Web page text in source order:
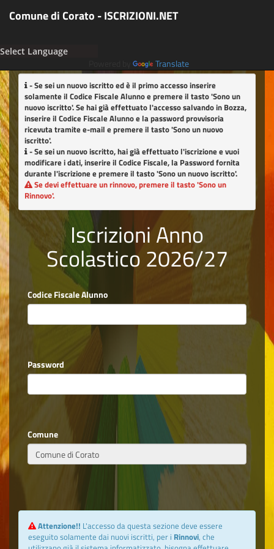
Comune di Corato - ISCRIZIONI.NET
Translate
- Se sei un nuovo iscritto ed è il primo accesso inserire
solamente il Codice Fiscale Alunno e premere il tasto'Sono un
nuovo iscritto'. Se hai già effettuato l'accesso salvando in Bozza,
inserire il Codice Fiscale Alunno e la password provvisoria
ricevuta tramite e-mail e premere il tasto'Sono un nuovo
iscritto'.
- Se sei un nuovo iscritto, hai già effettuato l'iscrizione e vuoi
modificare i dati, inserire il Codice Fiscale, la Password fornita
durante l'iscrizione e premere il tasto'Sono un nuovo iscritto'.
Se devi effettuare un rinnovo, premere il tasto'Sono un
Rinnovo'.
Iscrizioni Anno
Scolastico 2026/27
Codice Fiscale Alunno
Password
Comune
Attenzione!! L'accesso da questa sezione deve essere
eseguito solamente dai nuovi iscritti, per i Rinnovi, che